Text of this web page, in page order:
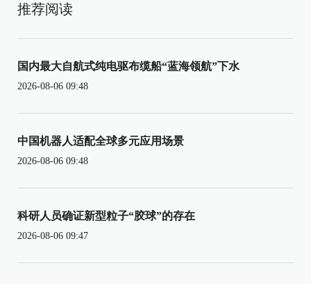
推荐阅读
国内最大自航式纯电驱布缆船“蓝海领航”下水
2026-08-06 09:48
中国机器人适配全球多元应用场景
2026-08-06 09:48
科研人员确证新型粒子“胶球”的存在
2026-08-06 09:47